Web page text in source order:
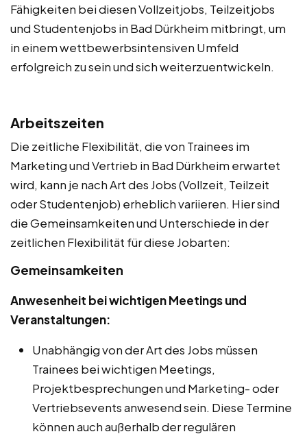
Fähigkeiten bei diesen Vollzeitjobs, Teilzeitjobs
und Studentenjobs in Bad Dürkheim mitbringt, um
in einem wettbewerbsintensiven Umfeld
erfolgreich zu sein und sich weiterzuentwickeln.
Arbeitszeiten
Die zeitliche Flexibilität, die von Trainees im
Marketing und Vertrieb in Bad Dürkheim erwartet
wird, kann je nach Art des Jobs (Vollzeit, Teilzeit
oder Studentenjob) erheblich variieren. Hier sind
die Gemeinsamkeiten und Unterschiede in der
zeitlichen Flexibilität für diese Jobarten:
Gemeinsamkeiten
Anwesenheit bei wichtigen Meetings und
Veranstaltungen:
Unabhängig von der Art des Jobs müssen
Trainees bei wichtigen Meetings,
Projektbesprechungen und Marketing- oder
Vertriebsevents anwesend sein. Diese Termine
können auch außerhalb der regulären